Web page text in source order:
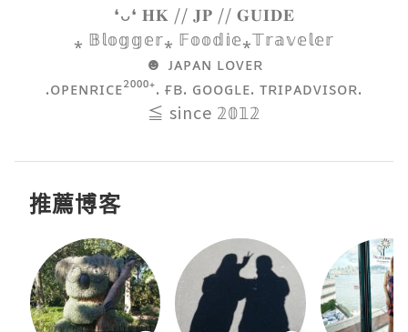
❛ᴗ❛ 𝐇𝐊 // 𝐉𝐏 // 𝐆𝐔𝐈𝐃𝐄
⁎ 𝔹𝕝𝕠𝕘𝕘𝕖𝕣⁎ 𝔽𝕠𝕠𝕕𝕚𝕖⁎𝕋𝕣𝕒𝕧𝕖𝕝𝕖𝕣
☻ ᴊᴀᴘᴀɴ ʟᴏᴠᴇʀ
.ᴏᴘᴇɴʀɪᴄᴇ²⁰⁰⁰⁺. ғʙ. ɢᴏᴏɢʟᴇ. ᴛʀɪᴘᴀᴅᴠɪsᴏʀ.
≦ since 𝟚𝟘𝟙𝟚
推薦博客